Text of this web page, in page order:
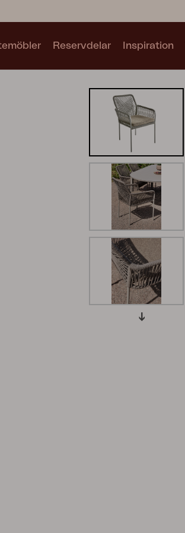
Kollektioner
Se alla kollektioner
Blixt
Grower Greens
Reservdelar Inspiration